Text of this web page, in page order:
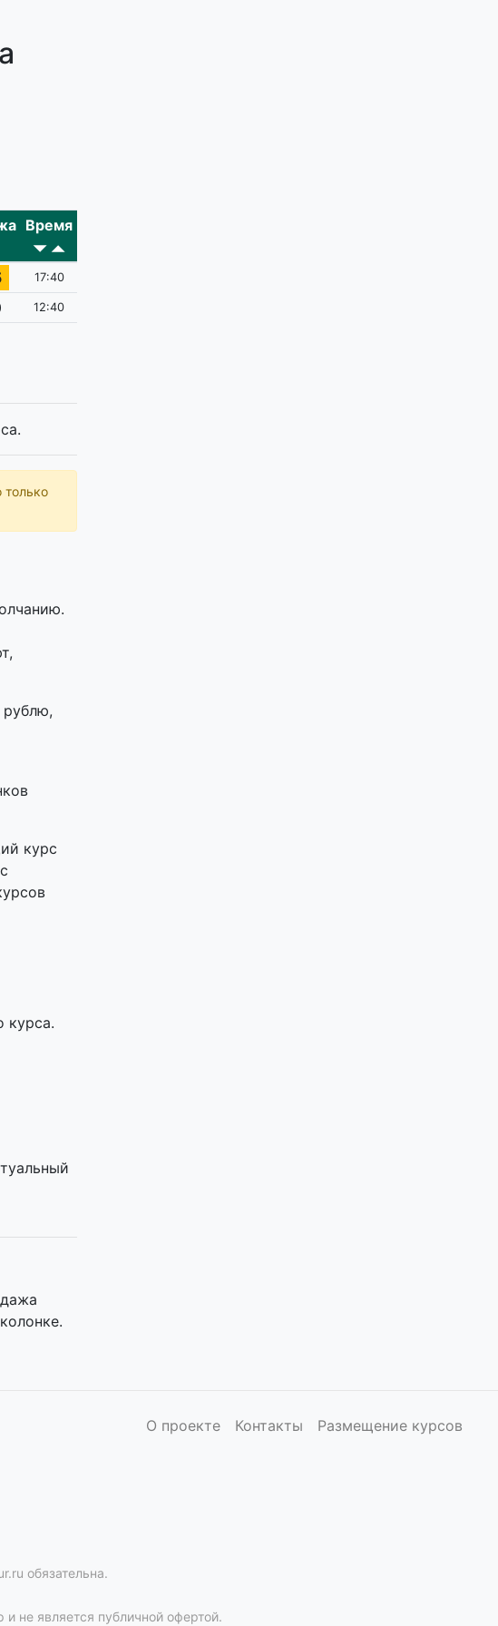
Время
17:40
12:40
только
курс
курса.
О проекте Контакты Размещение курсов
обязательна.
не является публичной офертой.